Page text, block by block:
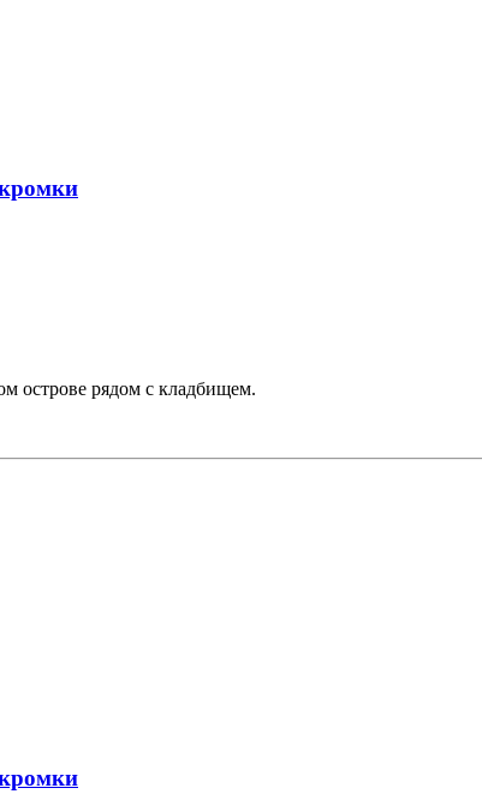
острове рядом с кладбищем.